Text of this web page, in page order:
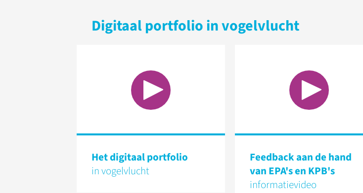
Digitaal portfolio in vogelvlucht
Het digitaal portfolio
in vogelvlucht
Feedback aan de hand
van EPA's en KPB's
informatievideo